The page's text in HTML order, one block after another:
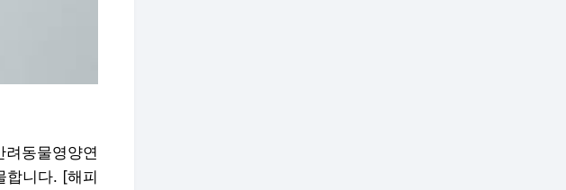
동물영양연
합니다. [해피